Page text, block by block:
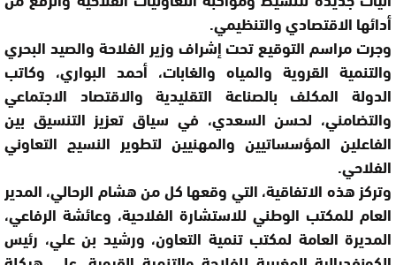
أدائها الاقتصادي والتنظيمي.
وجرت مراسم التوقيع تحت إشراف وزير الفلاحة والصيد البحري
والتنمية القروية والمياه والغابات، أحمد البواري، وكاتب
الدولة المكلف بالصناعة التقليدية والاقتصاد الاجتماعي
والتضامني، لحسن السعدي، في سياق تعزيز التنسيق بين
الفاعلين المؤسساتيين والمهنيين لتطوير النسيج التعاوني
الفلاحي.
وتركز هذه الاتفاقية، التي وقعها كل من هشام الرحالي، المدير
العام للمكتب الوطني للاستشارة الفلاحية، وعائشة الرفاعي،
المديرة العامة لمكتب تنمية التعاون، ورشيد بن علي، رئيس